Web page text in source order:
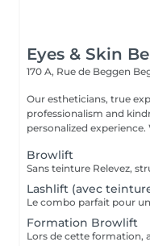
Eyes & Skin
170 A, Rue de Beggen
Our estheticians, true
professionalism and
personalized experience.
Browlift
Lashlift (avec
Le combo parfait pour
Formation Browlift